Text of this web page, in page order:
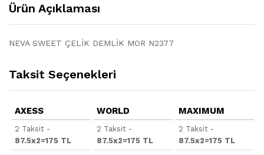
Ürün Açıklaması
NEVA SWEET ÇELİK DEMLİK MOR N2377
Taksit Seçenekleri
AXESS
2 Taksit -
87.5x2=175 TL
WORLD
2 Taksit -
87.5x2=175 TL
MAXIMUM
2 Taksit -
87.5x2=175 TL